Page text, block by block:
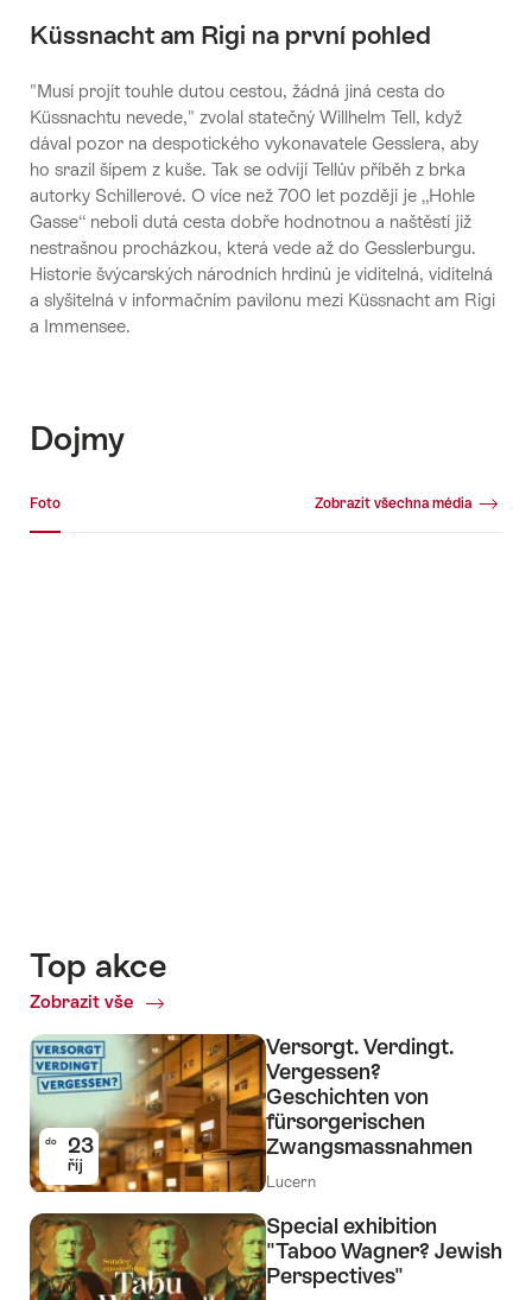
Küssnacht am Rigi na první pohled
"Musí projít touhle dutou cestou, žádná jiná cesta do
Küssnachtu nevede," zvolal statečný Willhelm Tell, když
dával pozor na despotického vykonavatele Gesslera, aby
ho srazil šípem z kuše. Tak se odvíjí Tellův příběh z brka
autorky Schillerové. O více než 700 let později je „Hohle
Gasse“ neboli dutá cesta dobře hodnotnou a naštěstí již
nestrašnou procházkou, která vede až do Gesslerburgu.
Historie švýcarských národních hrdinů je viditelná, viditelná
a slyšitelná v informačním pavilonu mezi Küssnacht am Rigi
a Immensee.
Dojmy
Foto Zobrazit všechna média
Top akce
Zobrazit vše
Top
do 23
říj
Versorgt. Verdingt.
Vergessen?
Geschichten von
fürsorgerischen
Zwangsmassnahmen
Lucern
Special exhibition
"Taboo Wagner? Jewish
Perspectives"